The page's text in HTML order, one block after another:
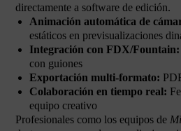
directamente a software de edición.
Animación automática de
estáticos en previsualizaciones
Integración con FDX/Fountain:
con guiones
Exportación multi-formato:
Colaboración en tiempo real:
equipo creativo
Profesionales como los equipos de